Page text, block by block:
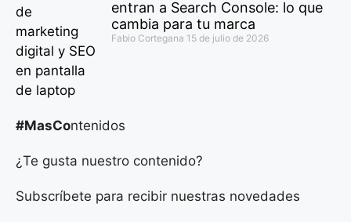
entran a Search Console: lo que
cambia para tu marca
Fabio Cortegana 15 de julio de 2026
#MasContenidos
¿Te gusta nuestro contenido?
Subscríbete para recibir nuestras novedades